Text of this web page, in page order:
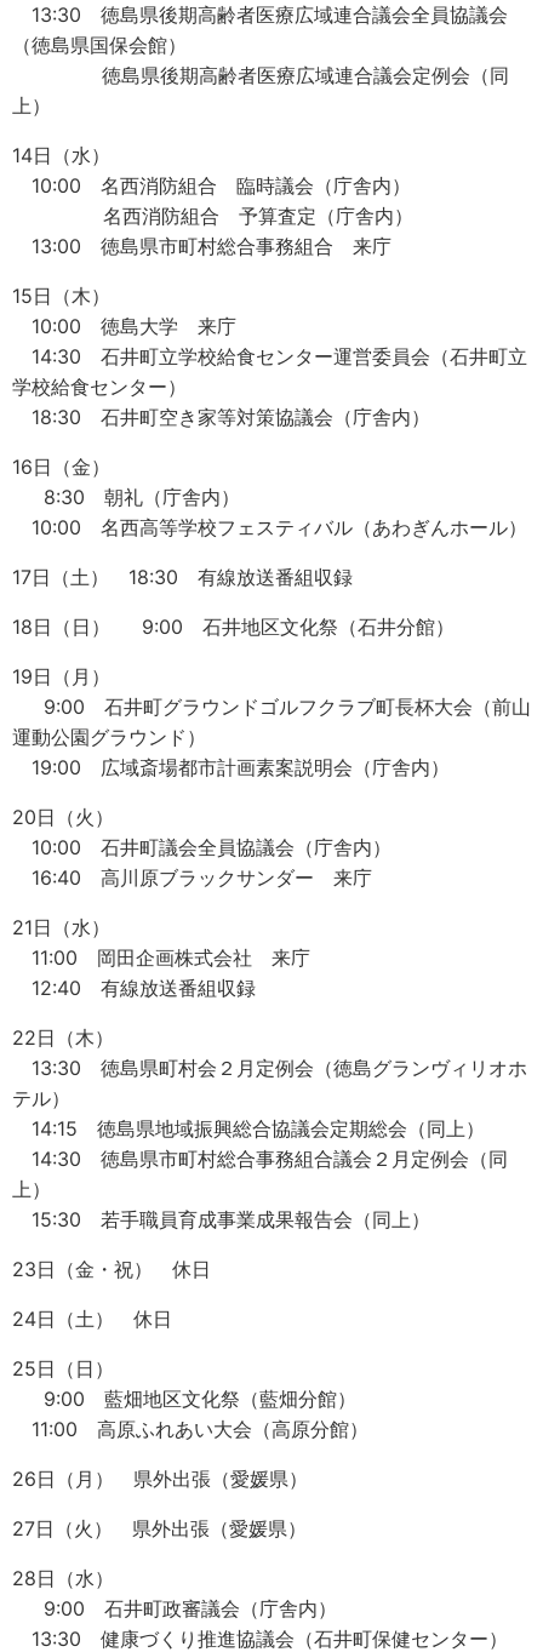
13:30 徳島県後期高齢者医療広域連合議会全員協議会
（徳島県国保会館）
徳島県後期高齢者医療広域連合議会定例会（同
上）
14日（水）
10:00 名西消防組合 臨時議会（庁舎内）
名西消防組合 予算査定（庁舎内）
13:00 徳島県市町村総合事務組合 来庁
15日（木）
10:00 徳島大学 来庁
14:30 石井町立学校給食センター運営委員会（石井町立
学校給食センター）
18:30 石井町空き家等対策協議会（庁舎内）
16日（金）
8:30 朝礼（庁舎内）
10:00 名西高等学校フェスティバル（あわぎんホール）
17日（土） 18:30 有線放送番組収録
18日（日） 9:00 石井地区文化祭（石井分館）
19日（月）
9:00 石井町グラウンドゴルフクラブ町長杯大会（前山
運動公園グラウンド）
19:00 広域斎場都市計画素案説明会（庁舎内）
20日（火）
10:00 石井町議会全員協議会（庁舎内）
16:40 高川原ブラックサンダー 来庁
21日（水）
11:00 岡田企画株式会社 来庁
12:40 有線放送番組収録
22日（木）
13:30 徳島県町村会２月定例会（徳島グランヴィリオホ
テル）
14:15 徳島県地域振興総合協議会定期総会（同上）
14:30 徳島県市町村総合事務組合議会２月定例会（同
上）
15:30 若手職員育成事業成果報告会（同上）
23日（金・祝） 休日
24日（土） 休日
25日（日）
9:00 藍畑地区文化祭（藍畑分館）
11:00 高原ふれあい大会（高原分館）
26日（月） 県外出張（愛媛県）
27日（火） 県外出張（愛媛県）
28日（水）
9:00 石井町政審議会（庁舎内）
13:30 健康づくり推進協議会（石井町保健センター）